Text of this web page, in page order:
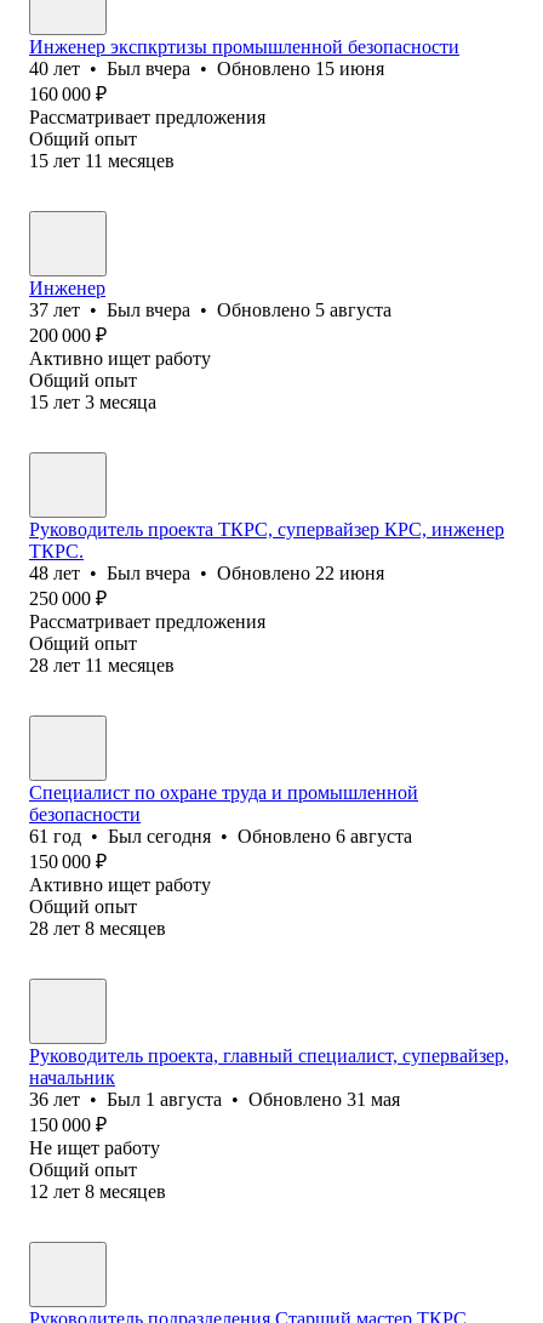
Инженер экспкртизы промышленной безопасности
40 лет • Был вчера • Обновлено 15 июня
160 000 ₽
Рассматривает предложения
Общий опыт
15 лет 11 месяцев
Инженер
37 лет • Был вчера • Обновлено 5 августа
200 000 ₽
Активно ищет работу
Общий опыт
15 лет 3 месяца
Руководитель проекта ТКРС, супервайзер КРС, инженер
ТКРС.
48 лет • Был вчера • Обновлено 22 июня
250 000 ₽
Рассматривает предложения
Общий опыт
28 лет 11 месяцев
Специалист по охране труда и промышленной
безопасности
61 год • Был сегодня • Обновлено 6 августа
150 000 ₽
Активно ищет работу
Общий опыт
28 лет 8 месяцев
Руководитель проекта, главный специалист, супервайзер,
начальник
36 лет • Был 1 августа • Обновлено 31 мая
150 000 ₽
Не ищет работу
Общий опыт
12 лет 8 месяцев
Руководитель подразделения.Старший мастер ТКРС